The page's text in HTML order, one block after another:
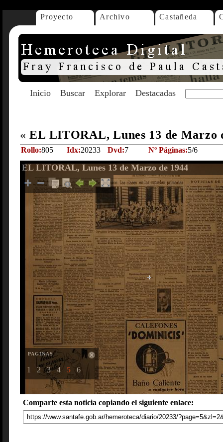
Proyecto Archivo Castañeda
Inicio Buscar Explorar Destacadas
« EL LITORAL, Lunes 13 de Marzo
Rollo:805 Idx:20233 Dvd:7 Nº Páginas:5/6
EL LITORAL, Lunes 13 de Marzo de 1944
PAGINAS
1 2 3 4 5 6
Comparte esta noticia copiando el siguiente enlace: